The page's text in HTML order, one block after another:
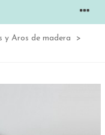
y Aros de madera
>